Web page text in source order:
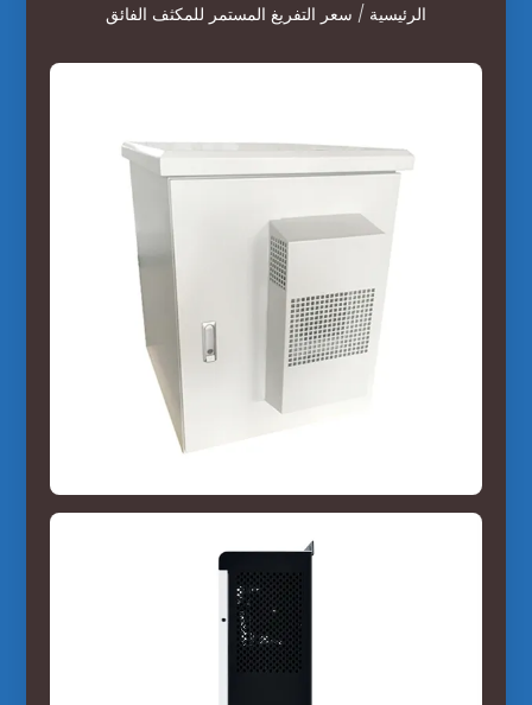
الرئيسية / سعر التفريغ المستمر للمكثف الفائق